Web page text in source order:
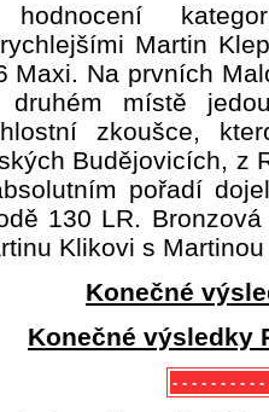
Martin
Maxi. Na prvních
druhém místě
zkoušce,
Budějovicích, z
pořadí
130 LR.
Klikovi s
Konečné
Konečné výsledky
- - - - - - - - -